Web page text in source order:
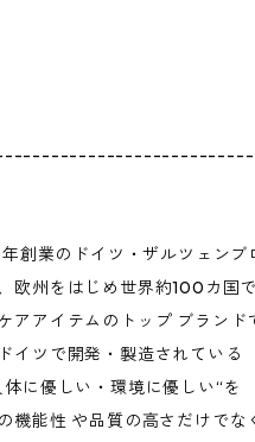
年創業のドイツ・ザルツェンブ
欧州をはじめ世界約100カ国
アアイテムのトップ ブランド
イツで開発・製造されている
に優しい・環境に優しい“を
機能性 や品質の高さだけでな